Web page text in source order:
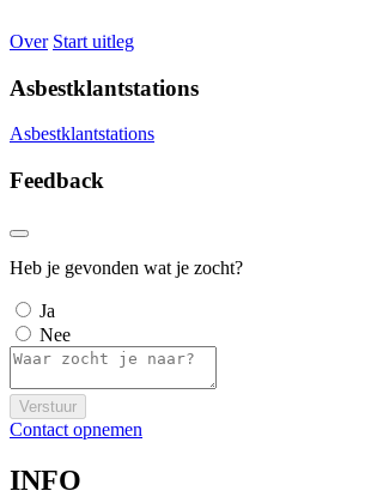
Over Start uitleg
Asbestklantstations
Asbestklantstations
Feedback
Heb je gevonden wat je zocht?
Ja
Nee
Verstuur
Contact opnemen
INFO